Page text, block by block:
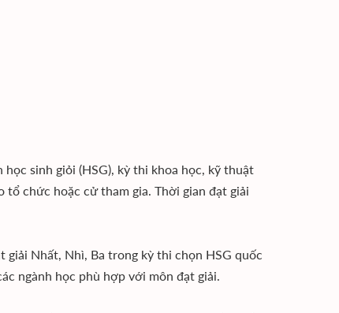
sinh giỏi (HSG), kỳ thi khoa học, kỹ thuật
tổ chức hoặc cử tham gia. Thời gian đạt giải
Nhất, Nhì, Ba trong kỳ thi chọn HSG quốc
ngành học phù hợp với môn đạt giải.